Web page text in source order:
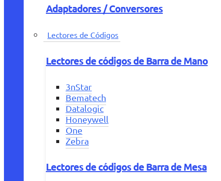
Adaptadores / Conversores
Lectores de Códigos
Lectores de códigos de Barra de Mano
3nStar
Bematech
Datalogic
Honeywell
One
Zebra
Lectores de códigos de Barra de Mesa